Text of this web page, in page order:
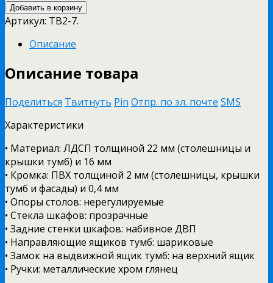
Добавить в корзину
Артикул: ТВ2-7.
Описание
Описание товара
Поделиться Твитнуть Pin Отпр. по эл. почте SMS
Характеристики
• Материал: ЛДСП толщиной 22 мм (столешницы и
крышки тумб) и 16 мм
• Кромка: ПВХ толщиной 2 мм (столешницы, крышки
тумб и фасады) и 0,4 мм
• Опоры столов: нерегулируемые
• Стекла шкафов: прозрачные
• Задние стенки шкафов: набивное ДВП
• Направляющие ящиков тумб: шариковые
• Замок на выдвижной ящик тумб: на верхний ящик
• Ручки: металлические хром глянец